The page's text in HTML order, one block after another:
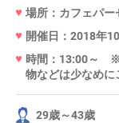
場所：カフェパ
開催日：2018年
時間：13:00～ ※
物などは少なめに
29歳～43歳